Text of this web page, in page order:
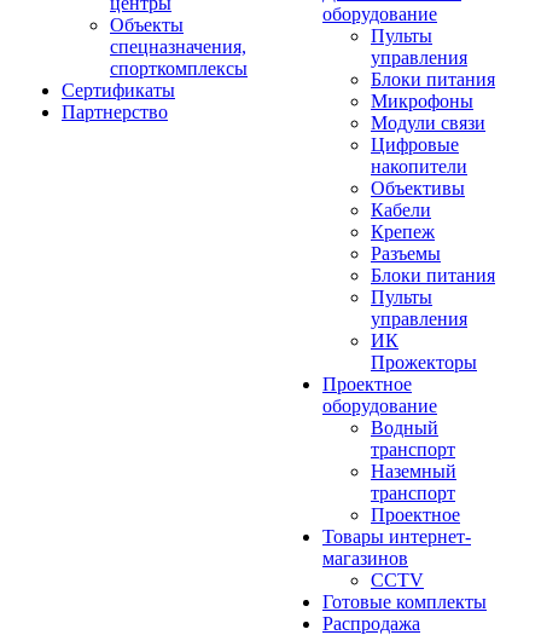
Объекты
спецназначения,
спорткомплексы
Сертификаты
Партнерство
оборудование
Пульты
управления
Блоки питания
Микрофоны
Модули связи
Цифровые
накопители
Объективы
Кабели
Крепеж
Разъемы
Блоки питания
Пульты
управления
ИК
Прожекторы
Проектное
оборудование
Водный
транспорт
Наземный
транспорт
Проектное
Товары интернет-
магазинов
CCTV
Готовые комплекты
Распродажа